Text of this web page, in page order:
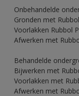
Onbehandelde
Gronden met
Voorlakken Rubbol
Afwerken met
Behandelde
Bijwerken met
Voorlakken met
Afwerken met